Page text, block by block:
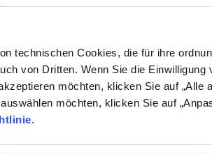
technischen Cookies, die für ihre
von Dritten. Wenn Sie die
möchten, klicken Sie auf „Alle
möchten, klicken Sie auf
.